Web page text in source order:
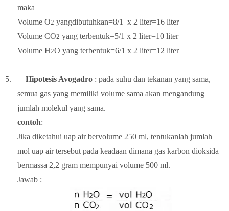
maka
Volume O2 yangdibutuhkan=8/1 x 2 liter=16 liter
Volume CO2 yang terbentuk=5/1 x 2 liter=10 liter
Volume H2O yang terbentuk=6/1 x 2 liter=12 liter
5. Hipotesis Avogadro : pada suhu dan tekanan yang sama,
semua gas yang memiliki volume sama akan mengandung
jumlah molekul yang sama.
contoh:
Jika diketahui uap air bervolume 250 ml, tentukanlah jumlah
mol uap air tersebut pada keadaan dimana gas karbon dioksida
bermassa 2,2 gram mempunyai volume 500 ml.
Jawab :